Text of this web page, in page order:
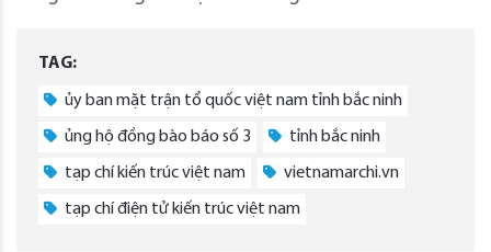
TAG:
ủy ban mặt trận tổ quốc việt nam tỉnh bắc ninh
ủng hộ đồng bào báo số 3 tỉnh bắc ninh
tạp chí kiến trúc việt nam vietnamarchi.vn
tạp chí điện tử kiến trúc việt nam